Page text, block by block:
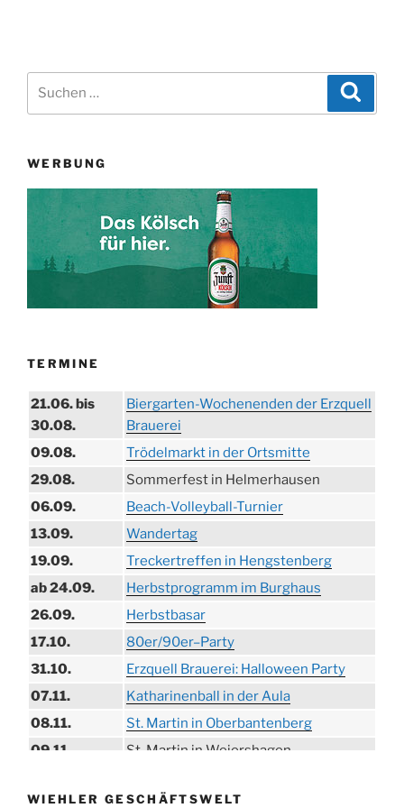
WERBUNG
TERMINE
21.06. bis
30.08.
Biergarten-Wochenenden der Erzquell
Brauerei
09.08.
Trödelmarkt in der Ortsmitte
29.08.
Sommerfest in Helmerhausen
06.09.
Beach-Volleyball-Turnier
13.09.
Wandertag
19.09.
Treckertreffen in Hengstenberg
ab 24.09.
Herbstprogramm im Burghaus
26.09.
Herbstbasar
17.10.
80er/90er–Party
31.10.
Erzquell Brauerei: Halloween Party
07.11.
Katharinenball in der Aula
08.11.
St. Martin in Oberbantenberg
09.11.
St. Martin in Weiershagen
11.11.
„DÜX“ im Burghaus
WIEHLER GESCHÄFTSWELT